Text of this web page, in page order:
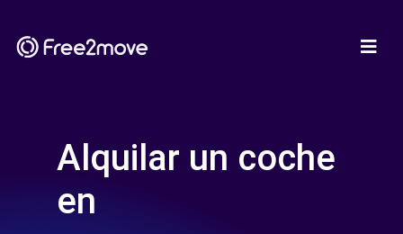
Alquilar un coche
en